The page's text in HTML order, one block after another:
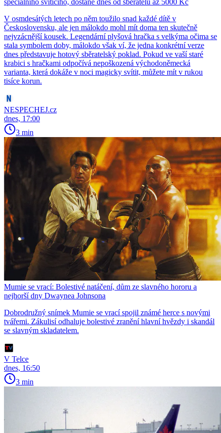
V osmdesátých letech po něm toužilo snad každé dítě v
Československu, ale jen málokdo mohl mít doma ten skutečně
nejvzácnější kousek. Legendární plyšová hračka s velkýma očima se
stala symbolem doby, málokdo však ví, že jedna konkrétní verze
dnes představuje hotový sběratelský poklad. Pokud ve vaší staré
krabici s hračkami odpočívá nepoškozená východoněmecká
varianta, která dokáže v noci magicky svítit, můžete mít v rukou
tisíce korun.
NESPECHEJ.cz
dnes, 17:00
3 min
Mumie se vrací: Bolestivé natáčení, dům ze slavného hororu a
nejhorší dny Dwaynea Johnsona
Dobrodružný snímek Mumie se vrací spojil známé herce s novými
tvářemi. Zákulisí odhaluje bolestivé zranění hlavní hvězdy i skandál
se slavným skladatelem.
V Telce
dnes, 16:50
3 min